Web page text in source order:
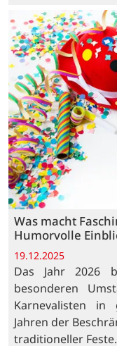
Was macht
Humorvolle
19.12.2025
Das Jahr 2026
besonderen
Karnevalisten in
Jahren der
traditioneller